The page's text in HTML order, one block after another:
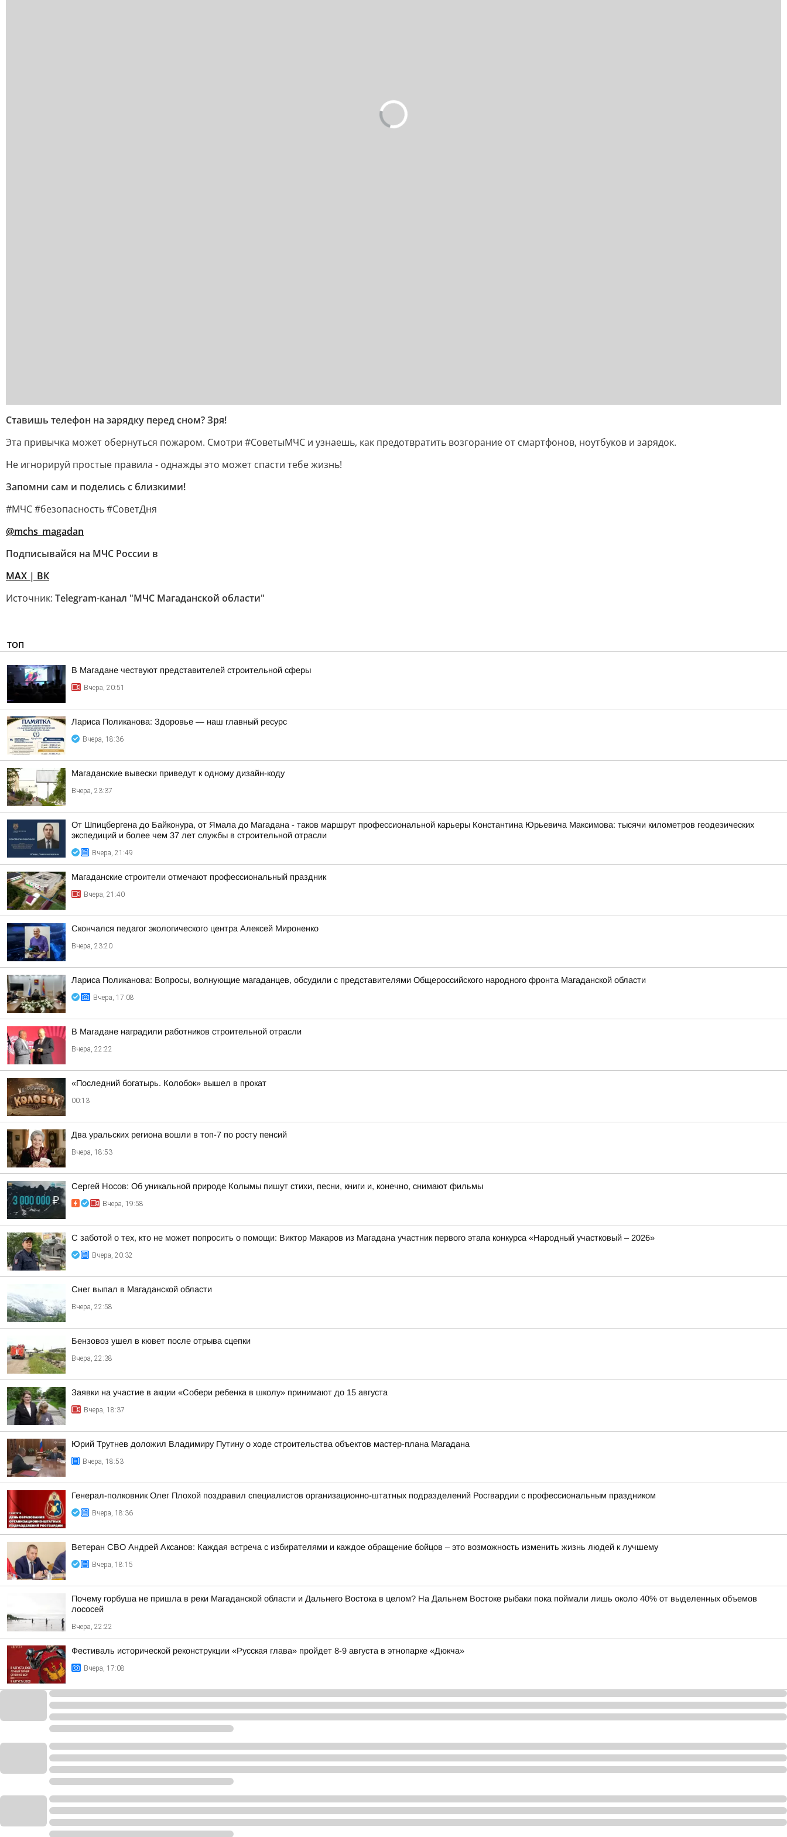
Ставишь телефон на зарядку перед сном? Зря!
Эта привычка может обернуться пожаром. Смотри #СоветыМЧС и узнаешь, как предотвратить возгорание от смартфонов, ноутбуков и зарядок.
Не игнорируй простые правила - однажды это может спасти тебе жизнь!
Запомни сам и поделись с близкими!
#МЧС #безопасность #СоветДня
@mchs_magadan
Подписывайся на МЧС России в
MAX | ВК
Источник: Telegram-канал "МЧС Магаданской области"
ТОП
В Магадане чествуют представителей строительной сферы
Вчера, 20:51
Лариса Поликанова: Здоровье — наш главный ресурс
Вчера, 18:36
Магаданские вывески приведут к одному дизайн-коду
Вчера, 23:37
От Шпицбергена до Байконура, от Ямала до Магадана - таков маршрут профессиональной карьеры Константина Юрьевича Максимова: тысячи километров геодезических
экспедиций и более чем 37 лет службы в строительной отрасли
Вчера, 21:49
Магаданские строители отмечают профессиональный праздник
Вчера, 21:40
Скончался педагог экологического центра Алексей Мироненко
Вчера, 23:20
Лариса Поликанова: Вопросы, волнующие магаданцев, обсудили с представителями Общероссийского народного фронта Магаданской области
Вчера, 17:08
В Магадане наградили работников строительной отрасли
Вчера, 22:22
«Последний богатырь. Колобок» вышел в прокат
00:13
Два уральских региона вошли в топ-7 по росту пенсий
Вчера, 18:53
Сергей Носов: Об уникальной природе Колымы пишут стихи, песни, книги и, конечно, снимают фильмы
Вчера, 19:58
С заботой о тех, кто не может попросить о помощи: Виктор Макаров из Магадана участник первого этапа конкурса «Народный участковый – 2026»
Вчера, 20:32
Снег выпал в Магаданской области
Вчера, 22:58
Бензовоз ушел в кювет после отрыва сцепки
Вчера, 22:38
Заявки на участие в акции «Собери ребенка в школу» принимают до 15 августа
Вчера, 18:37
Юрий Трутнев доложил Владимиру Путину о ходе строительства объектов мастер-плана Магадана
Вчера, 18:53
Генерал-полковник Олег Плохой поздравил специалистов организационно-штатных подразделений Росгвардии с профессиональным праздником
Вчера, 18:36
Ветеран СВО Андрей Аксанов: Каждая встреча с избирателями и каждое обращение бойцов – это возможность изменить жизнь людей к лучшему
Вчера, 18:15
Почему горбуша не пришла в реки Магаданской области и Дальнего Востока в целом? На Дальнем Востоке рыбаки пока поймали лишь около 40% от выделенных объемов
лососей
Вчера, 22:22
Фестиваль исторической реконструкции «Русская глава» пройдет 8-9 августа в этнопарке «Дюкча»
Вчера, 17:08